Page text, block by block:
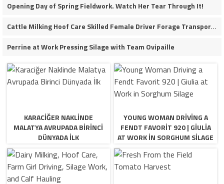
Opening Day of Spring Fieldwork. Watch Her Tear Through It!
Cattle Milking Hoof Care Skilled Female Driver Forage Transport Calf Moving Operations
Perrine at Work Pressing Silage with Team Ovipaille
KARACIĞER NAKLINDE
MALATYA AVRUPADA BIRINCI
DÜNYADA İLK
YOUNG WOMAN DRIVING A
FENDT FAVORIT 920 | GIULIA
AT WORK IN SORGHUM SILAGE